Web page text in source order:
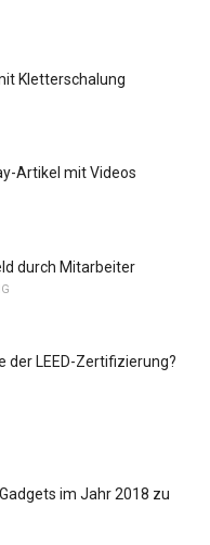
Kletterschalung
Artikel mit Videos
durch Mitarbeiter
der LEED-Zertifizierung?
im Jahr 2018 zu